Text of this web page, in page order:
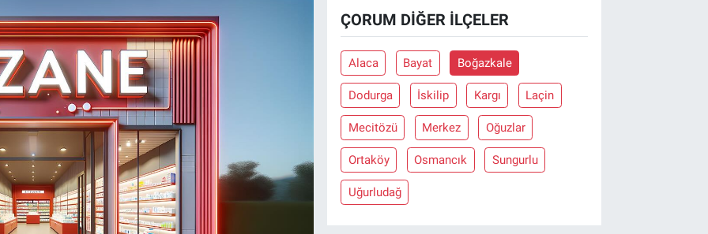
ÇORUM DIĞER İLÇELER
Alaca Bayat Boğazkale
Dodurga İskilip Kargı Laçin
Mecitözü Merkez Oğuzlar
Ortaköy Osmancık Sungurlu
Uğurludağ